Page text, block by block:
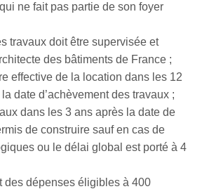
ne fait pas partie de son foyer
travaux doit être supervisée et
des bâtiments de France ;
effective de la location dans les 12
date d’achèvement des travaux ;
dans les 3 ans après la date de
de construire sauf en cas de
ou le délai global est porté à 4
des dépenses éligibles à 400